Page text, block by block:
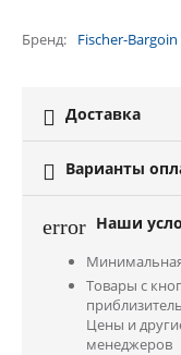
Бренд Fischer-Bargoin
 Доставка
 Варианты
error Наши
Товары с
Цены и
менеджеров